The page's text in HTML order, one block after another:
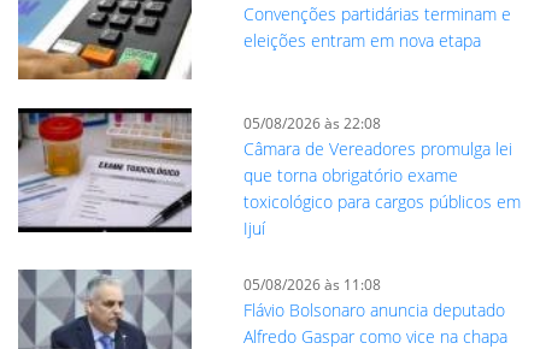
Convenções partidárias terminam e
eleições entram em nova etapa
05/08/2026 às 22:08
Câmara de Vereadores promulga lei
que torna obrigatório exame
toxicológico para cargos públicos em
Ijuí
05/08/2026 às 11:08
Flávio Bolsonaro anuncia deputado
Alfredo Gaspar como vice na chapa